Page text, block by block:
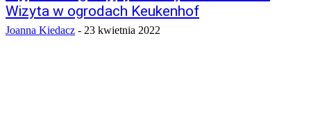
Wizyta w ogrodach Keukenhof
Joanna Kiedacz - 23 kwietnia 2022